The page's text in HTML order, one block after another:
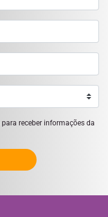
receber informações da